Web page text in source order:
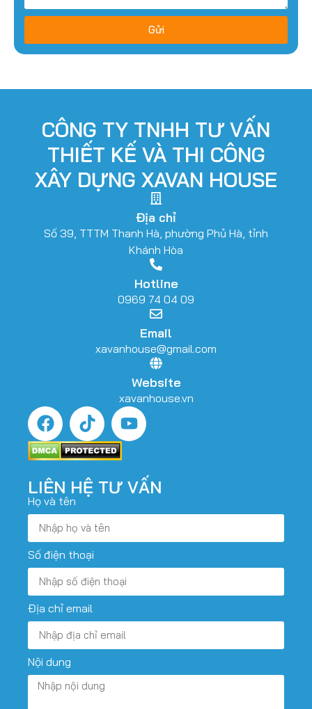
Gửi
CÔNG TY TNHH TƯ VẤN
THIẾT KẾ VÀ THI CÔNG
XÂY DỰNG XAVAN HOUSE
Địa chỉ
Số 39, TTTM Thanh Hà, phường Phủ Hà, tỉnh
Khánh Hòa
Hotline
0969 74 04 09
Email
xavanhouse@gmail.com
Website
xavanhouse.vn
LIÊN HỆ TƯ VẤN
Họ và tên
Số điện thoại
Địa chỉ email
Nội dung